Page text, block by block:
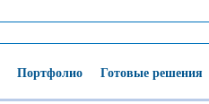
Портфолио Готовые решения